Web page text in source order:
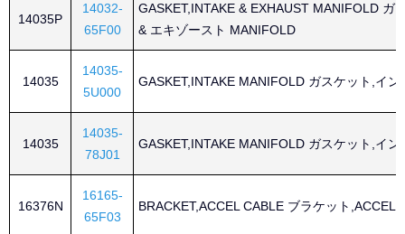
14035P
14032-
65F00
GASKET,INTAKE & EXHAUST MANIFOLD ガ
& エキゾースト MANIFOLD
14035
14035-
5U000
GASKET,INTAKE MANIFOLD ガスケット,イ
14035
14035-
78J01
GASKET,INTAKE MANIFOLD ガスケット,イ
16376N
16165-
65F03
BRACKET,ACCEL CABLE ブラケット,ACCEL